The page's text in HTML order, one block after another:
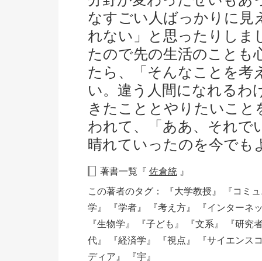
なすごい人ばっかりに見
れない」と思ったりしま
たので先の生活のことも
たら、「そんなことを考
い。違う人間になれるわ
きたこととやりたいこ
われて、「ああ、それで
晴れていったのを今でも
著書一覧『 佐倉統』
この著者のタグ：
『大学教授』
『コミ
学』
『学者』 『考え方』
『インターネ
『生物学』
『子ども』 『文系』
『研究
代』
『経済学』 『視点』
『サイエンス
ディア』
『宇』